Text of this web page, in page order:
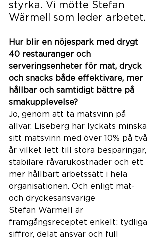
styrka. Vi mötte Stefan
Wärmell som leder arbetet.
Hur blir en nöjespark med drygt
40 restauranger och
serveringsenheter för mat, dryck
och snacks både effektivare, mer
hållbar och samtidigt bättre på
smakupplevelse?
Jo, genom att ta matsvinn på
allvar. Liseberg har lyckats minska
sitt matsvinn med över 10% på två
år vilket lett till stora besparingar,
stabilare råvarukostnader och ett
mer hållbart arbetssätt i hela
organisationen. Och enligt mat-
och dryckesansvarige
Stefan Wärmell
är
framgångsreceptet enkelt: tydliga
siffror, delat ansvar och full